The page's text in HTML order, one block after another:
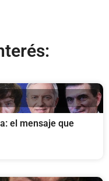
el mensaje que